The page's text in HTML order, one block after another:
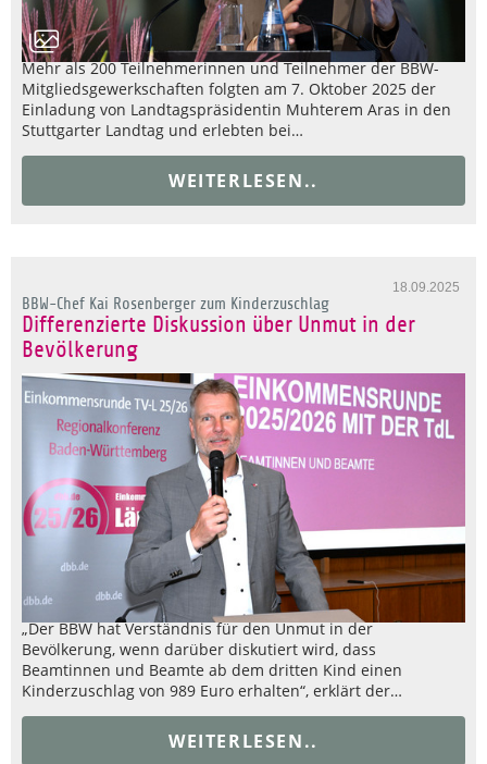
Mehr als 200 Teilnehmerinnen und Teilnehmer der BBW-
Mitgliedsgewerkschaften folgten am 7. Oktober 2025 der
Einladung von Landtagspräsidentin Muhterem Aras in den
Stuttgarter Landtag und erlebten bei…
WEITERLESEN..
18.09.2025
BBW-Chef Kai Rosenberger zum Kinderzuschlag
Differenzierte Diskussion über Unmut in der
Bevölkerung
„Der BBW hat Verständnis für den Unmut in der
Bevölkerung, wenn darüber diskutiert wird, dass
Beamtinnen und Beamte ab dem dritten Kind einen
Kinderzuschlag von 989 Euro erhalten“, erklärt der…
WEITERLESEN..